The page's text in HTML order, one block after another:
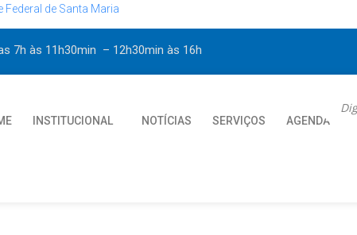
de Santa Maria
7h às 11h30min – 12h30min às 16h
INSTITUCIONAL NOTÍCIAS SERVIÇOS AGENDA